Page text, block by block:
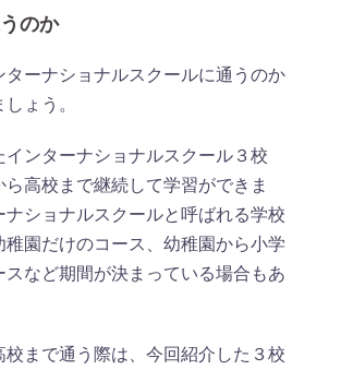
のか
ターナショナルスクールに通うのか
ょう。
インターナショナルスクール３校
ら高校まで継続して学習ができま
ナショナルスクールと呼ばれる学校
稚園だけのコース、幼稚園から小学
スなど期間が決まっている場合もあ
校まで通う際は、今回紹介した３校